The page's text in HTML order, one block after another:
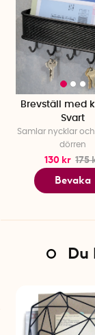
Brevställ med
Svart
Samlar nycklar
dörren
130 kr 175
Bevaka
Du